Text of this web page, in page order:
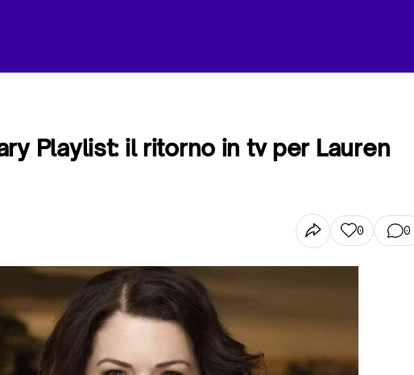
Playlist: il ritorno in tv per Lauren
0 0